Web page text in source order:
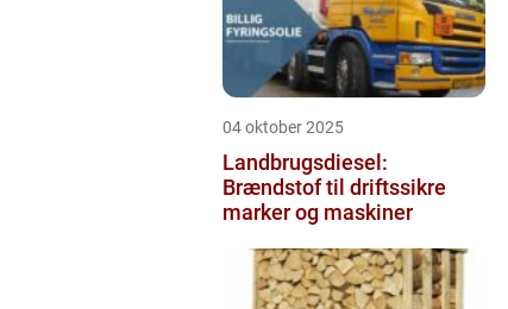
04 oktober 2025
Landbrugsdiesel:
Brændstof til driftssikre
marker og maskiner